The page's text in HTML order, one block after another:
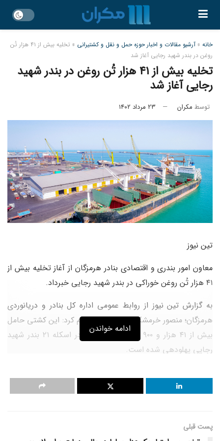
خانه » آرشیو مقالات و اخبار حوزه حمل و نقل و کشتیرانی »
تخلیه بیش از ۴۱ هزار تُن
روغن در بندر شهید رجایی آغاز شد
تخلیه بیش از ۴۱ هزار تُن روغن در بندر شهید
رجایی آغاز شد
توسط مکران ۲۳ مرداد ۱۴۰۲
تین نیوز
معاون امور بندری و اقتصادی بنادر هرمزگان از آغاز تخلیه بیش از
۴۱ هزار تُن روغن خوراکی در بندر شهید رجایی خبرداد.
به گزارش تین نیوز از روابط عمومی اداره کل بنادر و دریانوردی
هرمزگان؛ منصور خرمشکوه روز دوشنبه اعلام کرد: این کشتی حامل
بیش از ۴۱ هزار و ۹۰۰ تُن روغن خوراکی در اسکله ۲۱ بندر شهید
رجایی پهلودهی شده است.
آینده به اتمام برسد.
ادامه خواندن
پست قبلی